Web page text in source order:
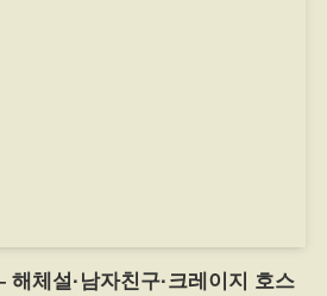
해체설·남자친구·크레이지 호스